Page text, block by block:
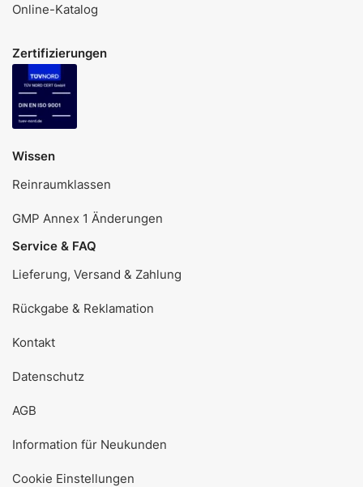
Online-Katalog
Zertifizierungen
Wissen
Reinraumklassen
GMP Annex 1 Änderungen
Service & FAQ
Lieferung, Versand & Zahlung
Rückgabe & Reklamation
Kontakt
Datenschutz
AGB
Information für Neukunden
Cookie Einstellungen